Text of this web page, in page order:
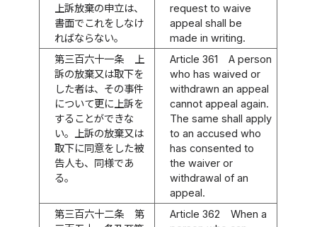
上訴放棄の申立は、
書面でこれをしなけ
ればならない。
request to waive
appeal shall be
made in writing.
第三百六十一条
上
訴の放棄又は取下を
した者は、その事件
について更に上訴を
することができな
い。上訴の放棄又は
取下に同意をした被
告人も、同様であ
る。
Article 361
A person
who has waived or
withdrawn an appeal
cannot appeal again.
The same shall apply
to an accused who
has consented to
the waiver or
withdrawal of an
appeal.
第三百六十二条
第
Article 362
When a